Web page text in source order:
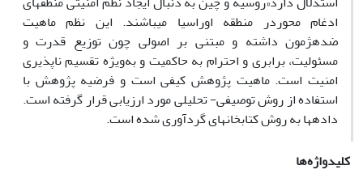
ادغام محوردر منطقه اوراسیا می‏باشند. این نظم ماهیت
ضدهژمون داشته و مبتنی بر اصولی چون توزیع قدرت و
مسئولیت، برابری و احترام به حاکمیت و به‌ویژه تقسیم ناپذیری
امنیت است. ماهیت پژوهش کیفی است و فرضیه پژوهش با
استفاده از روش توصیفی- تحلیلی مورد ارزیابی قرار گرفته است.
داده‏ها به روش کتابخانه‎‎ای گرد‏آوری شده است.
کلیدواژه‌ها